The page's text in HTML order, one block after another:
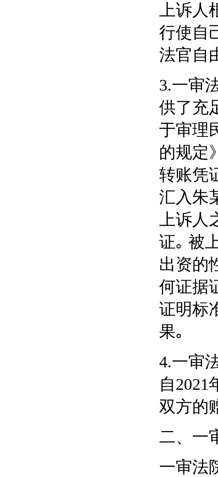
上诉
行使自
法官自
3.一审
供了充
于审理
的规定
转账凭
汇入朱
上诉
证｡ 被
出资的
何证据
证明标
果｡
4.一审
自2021
双方的
二、一
一审法